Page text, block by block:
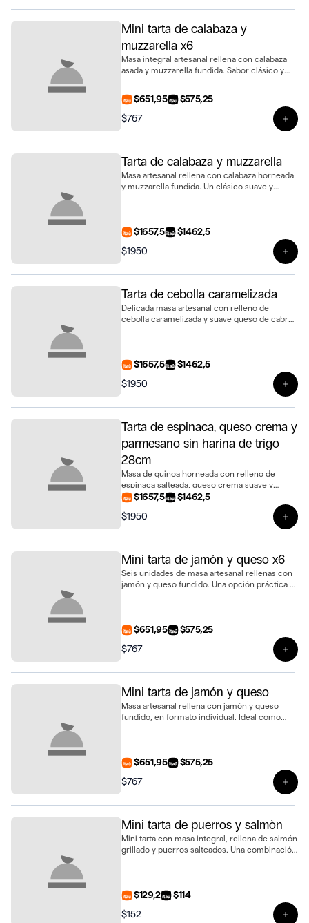
Mini tarta de calabaza y
muzzarella x6
Masa integral artesanal rellena con calabaza
asada y muzzarella fundida. Sabor clásico y
de 6 unidades
$651,95
$575,25
$767
Tarta de calabaza y muzzarella
Masa artesanal rellena con calabaza horneada
y muzzarella fundida. Un clásico suave y
$1657,5
$1462,5
$1950
Tarta de cebolla caramelizada
Delicada masa artesanal con relleno de
cebolla caramelizada y suave queso de cabra.
$1657,5
$1462,5
$1950
Tarta de espinaca, queso crema y
parmesano sin harina de trigo
28cm
Masa de quinoa horneada con relleno de
espinaca salteada, queso crema suave y
parmesano gratinado. Una propuesta delicada
$1657,5
$1462,5
$1950
Mini tarta de jamón y queso x6
Seis unidades de masa artesanal rellenas con
jamón y queso fundido. Una opción práctica y
$651,95
$575,25
$767
Mini tarta de jamón y queso
Masa artesanal rellena con jamón y queso
fundido, en formato individual. Ideal como
$651,95
$575,25
$767
Mini tarta de puerros y salmòn
Mini tarta con masa integral, rellena de salmón
grillado y puerros salteados. Una combinación
$129,2
$114
$152